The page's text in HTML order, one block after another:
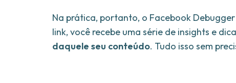
Na prática, portanto, o Facebook
link, você recebe uma série de insights e
daquele seu conteúdo. Tudo isso sem